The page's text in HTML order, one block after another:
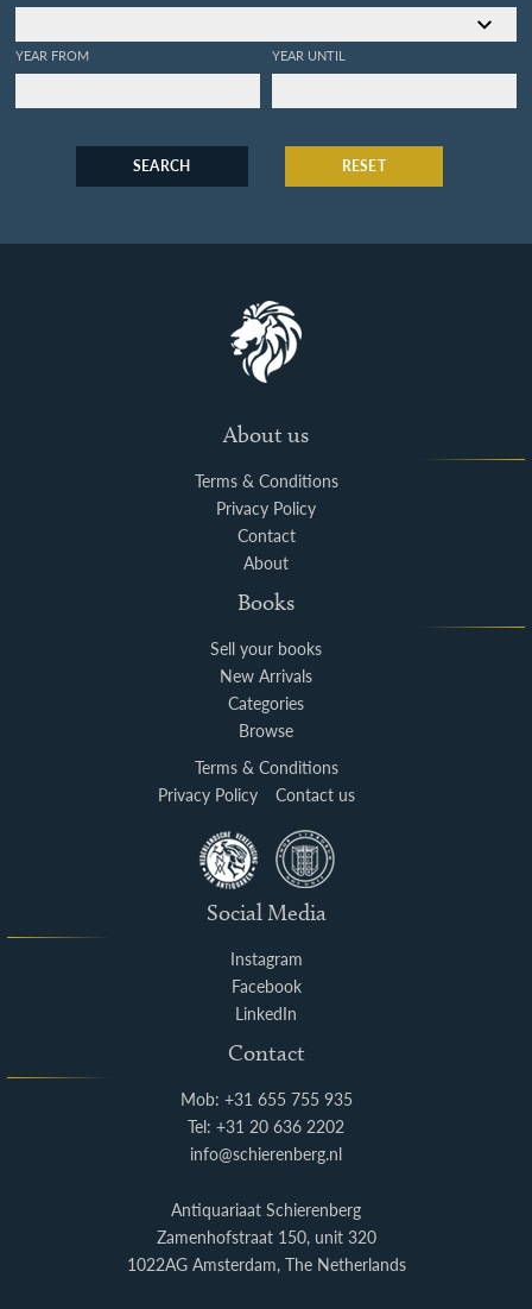
YEAR FROM YEAR UNTIL
SEARCH RESET
About us
Terms & Conditions
Privacy Policy
Contact
About
Books
Sell your books
New Arrivals
Categories
Browse
Terms & Conditions
Privacy Policy
Contact us
Social Media
Instagram
Facebook
LinkedIn
Contact
Mob: +31 655 755 935
Tel: +31 20 636 2202
info@schierenberg.nl
Antiquariaat Schierenberg
Zamenhofstraat 150, unit 320
1022AG Amsterdam, The Netherlands